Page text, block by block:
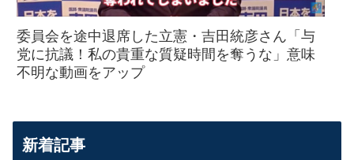
委員会を途中退席した立憲・吉田統彦さん「与
党に抗議！私の貴重な質疑時間を奪うな」意味
不明な動画をアップ
新着記事